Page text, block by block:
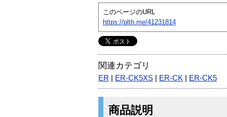
このページのURL
https://plth.me/41231814
関連カテゴリ
ER ER-CK5XS ER-CK ER-CK5
商品説明